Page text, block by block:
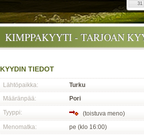
31
KIMPPAKYYTI - TARJOAN
KYYDIN TIEDOT
Lähtöpaikka:
Turku
Määränpää:
Pori
Tyyppi:
(toistuva meno)
Menomatka:
pe (klo 16:00)